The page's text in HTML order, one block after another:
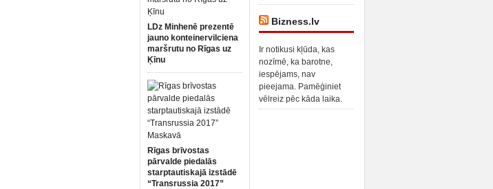
LDz Minhenē prezentē
jauno konteinervilciena
maršrutu no Rīgas uz
Ķīnu
Rīgas brīvostas
pārvalde piedalās
starptautiskajā izstādē
“Transrussia 2017”
Bizness.lv
Ir notikusi kļūda, kas
nozīmē, ka barotne,
iespējams, nav
pieejama. Pamēģiniet
vēlreiz pēc kāda laika.